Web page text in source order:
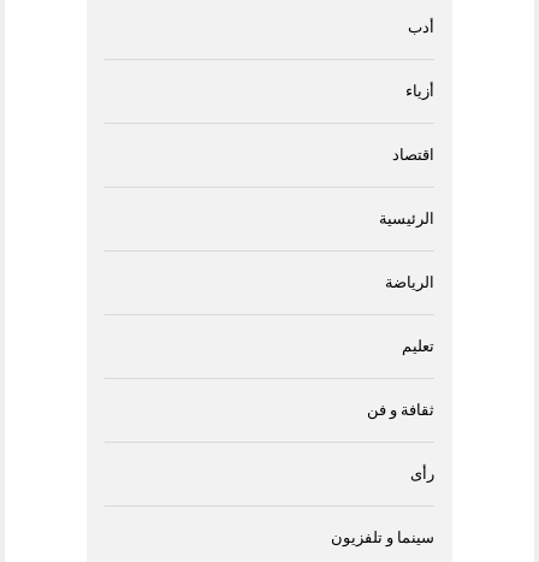
أدب
أزياء
اقتصاد
الرئيسية
الرياضة
تعليم
ثقافة و فن
رأى
سينما و تلفزيون